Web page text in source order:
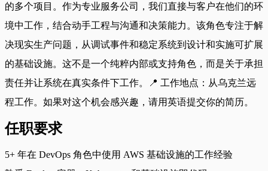
的多个项目。作为专业服务公司，我们直接与客户在他们的环
境中工作，结合动手工程与沟通和决策能力。该角色专注于解
决现实生产问题，从调试事件和稳定系统到设计和实施可扩展
的基础设施。这不是一个纯粹内部或支持角色，而是关于承担
责任并让系统在真实条件下工作。📍 工作地点：从乌克兰远
程工作。如果对这个机会感兴趣，请用英语提交你的简历。
任职要求
5+ 年在 DevOps 角色中使用 AWS 基础设施的工作经验